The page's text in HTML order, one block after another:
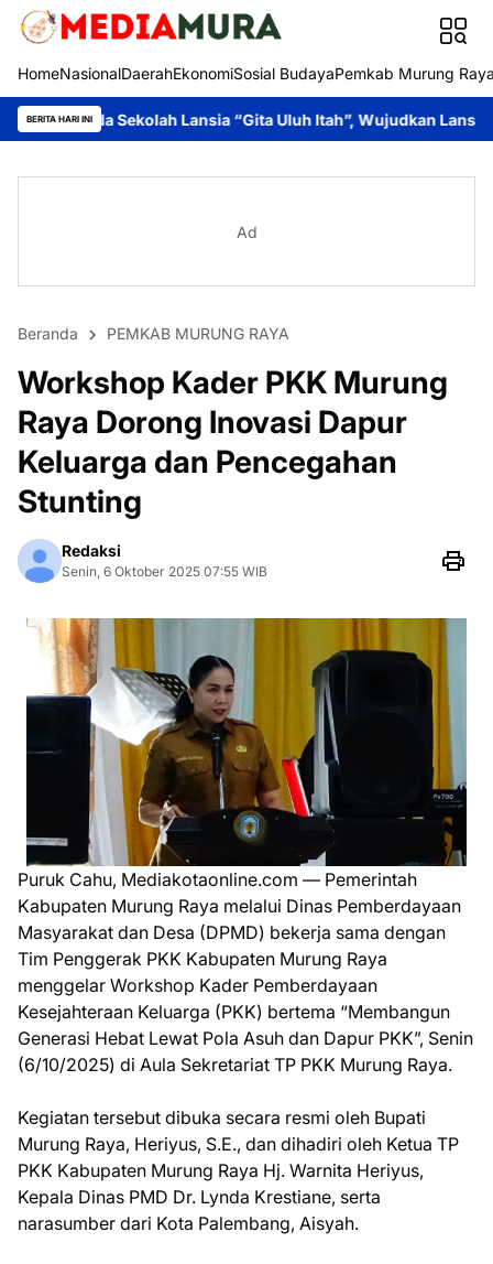
HomeNasionalDaerahEkonomiSosial BudayaPemkab Murung
BERITA HARI INI
Lansia “Gita Uluh Itah”, Wujudkan Lansia Sehat, Mandiri, dan
Ad
Beranda PEMKAB MURUNG RAYA
Workshop Kader PKK Murung
Raya Dorong Inovasi Dapur
Keluarga dan Pencegahan
Stunting
Redaksi
Senin, 6 Oktober 2025 07:55 WIB
Puruk Cahu, Mediakotaonline.com — Pemerintah
Kabupaten Murung Raya melalui Dinas Pemberdayaan
Masyarakat dan Desa (DPMD) bekerja sama dengan
Tim Penggerak PKK Kabupaten Murung Raya
menggelar Workshop Kader Pemberdayaan
Kesejahteraan Keluarga (PKK) bertema “Membangun
Generasi Hebat Lewat Pola Asuh dan Dapur PKK”, Senin
(6/10/2025) di Aula Sekretariat TP PKK Murung Raya.
Kegiatan tersebut dibuka secara resmi oleh Bupati
Murung Raya, Heriyus, S.E., dan dihadiri oleh Ketua TP
PKK Kabupaten Murung Raya Hj. Warnita Heriyus,
Kepala Dinas PMD Dr. Lynda Krestiane, serta
narasumber dari Kota Palembang, Aisyah.